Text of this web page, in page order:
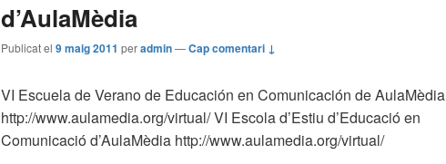
d’AulaMèdia
Publicat el 9 maig 2011 peradmin—Cap comentari ↓
VI Escuela de Verano de Educación en Comunicación de AulaMèdia
http://www.aulamedia.org/virtual/ VI Escola d’Estiu d’Educació en
Comunicació d’AulaMèdia http://www.aulamedia.org/virtual/